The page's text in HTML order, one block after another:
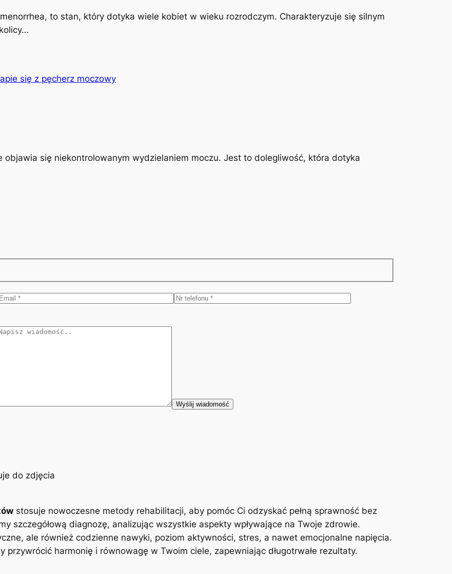
to stan, który dotyka wiele kobiet w wieku rozrodczym. Charakteryzuje się silnym
objawia się niekontrolowanym wydzielaniem moczu. Jest to dolegliwość, która dotyka
stosuje nowoczesne metody rehabilitacji, aby pomóc Ci odzyskać pełną sprawność bez
szczegółową diagnozę, analizując wszystkie aspekty wpływające na Twoje zdrowie.
ale również codzienne nawyki, poziom aktywności, stres, a nawet emocjonalne napięcia.
przywrócić harmonię i równowagę w Twoim ciele, zapewniając długotrwałe rezultaty.